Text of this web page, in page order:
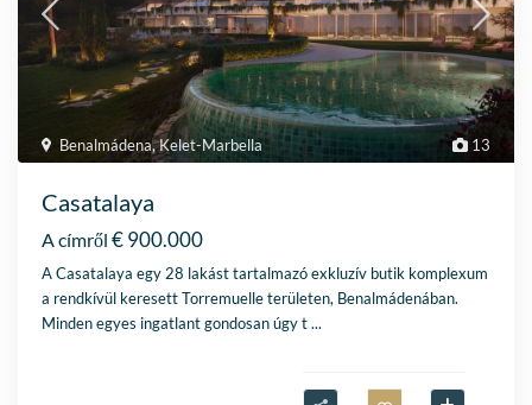
13
Benalmádena,Kelet-Marbella
Casatalaya
A címről € 900.000
A Casatalaya egy 28 lakást tartalmazó exkluzív butik komplexum
a rendkívül keresett Torremuelle területen, Benalmádenában.
Minden egyes ingatlant gondosan úgy t...